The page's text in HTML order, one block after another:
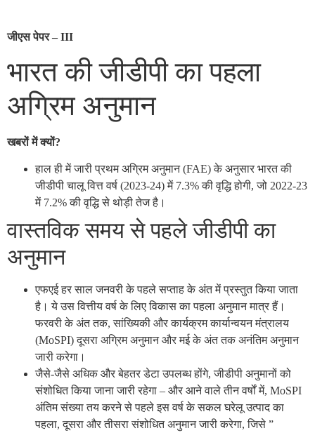
जीएस पेपर – III
भारत की जीडीपी का पहला
अग्रिम अनुमान
खबरों में क्यों?
हाल ही में जारी प्रथम अग्रिम अनुमान (FAE) के अनुसार भारत की
जीडीपी चालू वित्त वर्ष (2023-24) में 7.3% की वृद्धि होगी, जो 2022-23
में 7.2% की वृद्धि से थोड़ी तेज है।
वास्तविक समय से पहले जीडीपी का
अनुमान
एफएई हर साल जनवरी के पहले सप्ताह के अंत में प्रस्तुत किया जाता
है। ये उस वित्तीय वर्ष के लिए विकास का पहला अनुमान मात्र हैं।
फरवरी के अंत तक, सांख्यिकी और कार्यक्रम कार्यान्वयन मंत्रालय
(MoSPI) दूसरा अग्रिम अनुमान और मई के अंत तक अनंतिम अनुमान
जारी करेगा।
जैसे-जैसे अधिक और बेहतर डेटा उपलब्ध होंगे, जीडीपी अनुमानों को
संशोधित किया जाना जारी रहेगा – और आने वाले तीन वर्षों में, MoSPI
अंतिम संख्या तय करने से पहले इस वर्ष के सकल घरेलू उत्पाद का
पहला, दूसरा और तीसरा संशोधित अनुमान जारी करेगा, जिसे ”